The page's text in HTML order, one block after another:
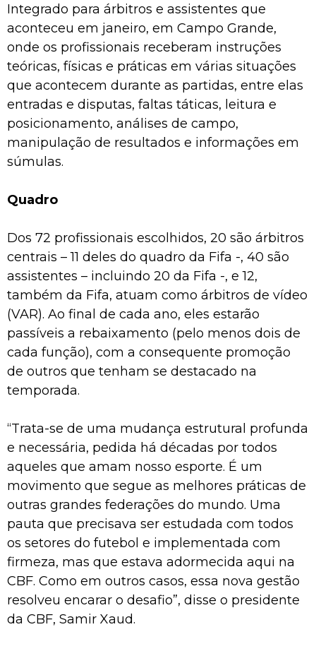
Integrado para árbitros e assistentes que
aconteceu em janeiro, em Campo Grande,
onde os profissionais receberam instruções
teóricas, físicas e práticas em várias situações
que acontecem durante as partidas, entre elas
entradas e disputas, faltas táticas, leitura e
posicionamento, análises de campo,
manipulação de resultados e informações em
súmulas.
Quadro
Dos 72 profissionais escolhidos, 20 são árbitros
centrais – 11 deles do quadro da Fifa -, 40 são
assistentes – incluindo 20 da Fifa -, e 12,
também da Fifa, atuam como árbitros de vídeo
(VAR). Ao final de cada ano, eles estarão
passíveis a rebaixamento (pelo menos dois de
cada função), com a consequente promoção
de outros que tenham se destacado na
temporada.
“Trata-se de uma mudança estrutural profunda
e necessária, pedida há décadas por todos
aqueles que amam nosso esporte. É um
movimento que segue as melhores práticas de
outras grandes federações do mundo. Uma
pauta que precisava ser estudada com todos
os setores do futebol e implementada com
firmeza, mas que estava adormecida aqui na
CBF. Como em outros casos, essa nova gestão
resolveu encarar o desafio”, disse o presidente
da CBF, Samir Xaud.